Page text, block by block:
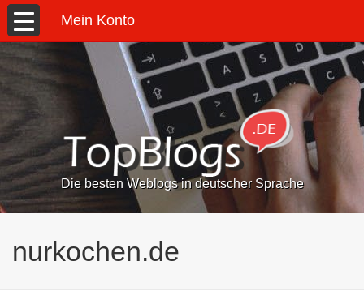
Mein Konto
Die besten Weblogs in deutscher Sprache
nurkochen.de